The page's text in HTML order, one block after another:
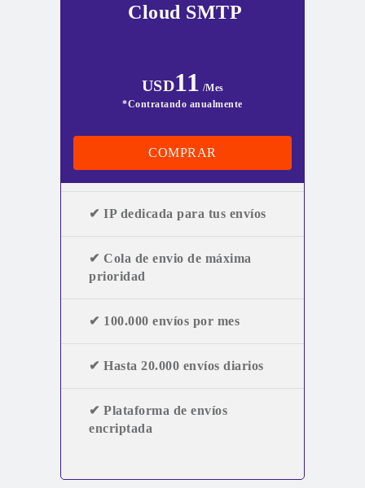
Cloud SMTP
USD11 /Mes
*Contratando anualmente
COMPRAR
✔ IP dedicada para tus envíos
✔ Cola de envio de máxima
prioridad
✔ 100.000 envíos por mes
✔ Hasta 20.000 envíos diarios
✔ Plataforma de envíos
encriptada